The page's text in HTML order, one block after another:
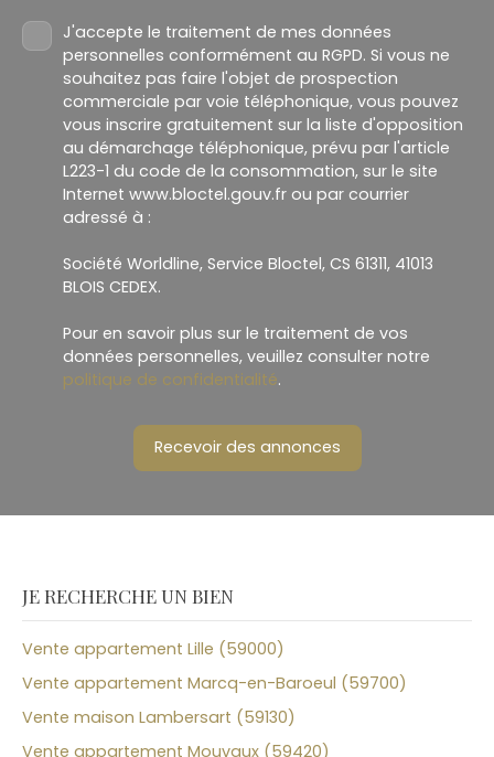
J'accepte le traitement de mes données
personnelles conformément au RGPD. Si vous ne
souhaitez pas faire l'objet de prospection
commerciale par voie téléphonique, vous pouvez
vous inscrire gratuitement sur la liste d'opposition
au démarchage téléphonique, prévu par l'article
L223-1 du code de la consommation, sur le site
Internet www.bloctel.gouv.fr ou par courrier
adressé à :
Société Worldline, Service Bloctel, CS 61311, 41013
BLOIS CEDEX.
Pour en savoir plus sur le traitement de vos
données personnelles, veuillez consulter notre
politique de confidentialité.
Recevoir des annonces
JE RECHERCHE UN BIEN
Vente appartement Lille (59000)
Vente appartement Marcq-en-Baroeul (59700)
Vente maison Lambersart (59130)
Vente appartement Mouvaux (59420)